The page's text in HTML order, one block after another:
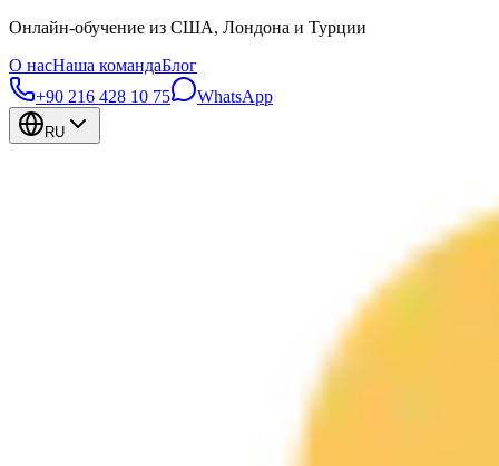
Онлайн-обучение из США, Лондона и Турции
О насНаша командаБлог
+90 216 428 10 75
WhatsApp
RU